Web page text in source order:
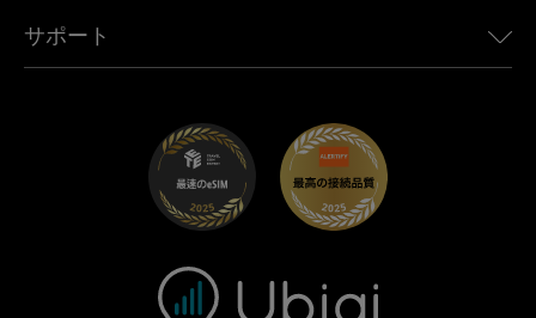
Mini向けUbigi
Maserati向けUbigi
Ubigiアプリ
アフェリエイトプログラム
サポート
トラブルシューティング
ヘルプセンター
お問い合わせ先